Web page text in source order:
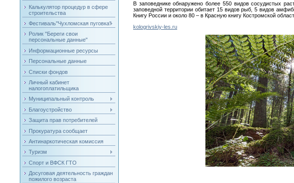
Калькулятор процедур в сфере
строительства
Фестиваль"Чухломская пуговка"
Ролик "Береги свои
персональные данные"
Информационные ресурсы
Персональные данные
Списки фондов
Личный кабинет
налогоплатильщика
Муниципальный контроль
Благоустройство
Защита прав потребителей
Прокуратура сообщает
Антинаркотическая комиссия
Туризм
Спорт и ВФСК ГТО
Досуговая деятельность граждан
пожилого возраста
В заповеднике обнаружено более 550 видов сосудистых
заповедной территории обитает 15 видов рыб, 5 видов
Книгу России и около 80 – в Красную книгу
kologrivskiy-les.ru